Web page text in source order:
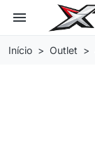
menu
Início Outlet